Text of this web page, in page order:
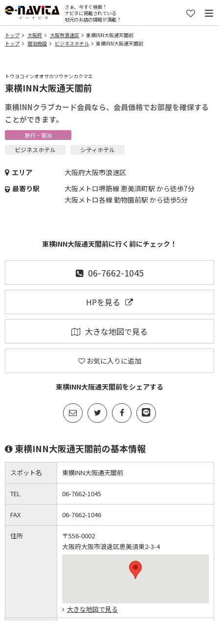
さぁ、今すぐ検索！
ナビタに掲載されている
地元のお店の情報が満載！
トップ 大阪府 大阪市浪速区
東横INN大阪通天閣前
トップ
宿泊施設 ビジネスホテル 東横INN大阪通天閣前
トウヨコインオオサカツウテンカクマエ
東横INN大阪通天閣前
東横INNクラブカード会員なら、会員価格でお部屋を確保する
ことができます。
旅行・宿泊
ビジネスホテル シティホテル
エリア
大阪府大阪市浪速区
最寄り駅
大阪メトロ堺筋線 恵美須町駅 から徒歩7分
大阪メトロ各線 動物園前駅 から徒歩5分
東横INN大阪通天閣前に行く前にチェック！
06-7662-1045
HPを見る
大きな地図で見る
お気に入りに追加
東横INN大阪通天閣前をシェアする
東横INN大阪通天閣前の基本情報
スポット名 東横INN大阪通天閣前
TEL 06-7662-1045
FAX 06-7662-1046
住所
〒556-0002
大阪府大阪市浪速区恵美須東2-3-4
大きな地図で見る